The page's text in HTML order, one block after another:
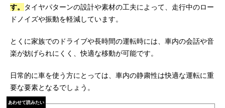
す。
タイヤパターンの設計や素材の工夫によって、走行中のロー
ドノイズや振動を軽減しています。
とくに家族でのドライブや長時間の運転時には、車内の会話や音
楽が妨げられにくく、快適な移動が可能です。
日常的に車を使う方にとっては、車内の静粛性は快適な運転に重
要な要素となるでしょう。
あわせて読みたい